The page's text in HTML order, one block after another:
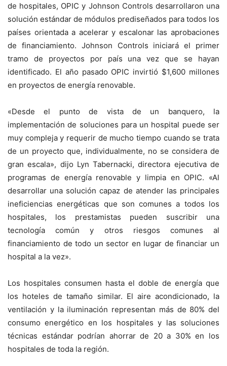
de hospitales, OPIC y Johnson Controls desarrollaron una
solución estándar de módulos prediseñados para todos los
países orientada a acelerar y escalonar las aprobaciones
de financiamiento. Johnson Controls iniciará el primer
tramo de proyectos por país una vez que se hayan
identificado. El año pasado OPIC invirtió $1,600 millones
en proyectos de energía renovable.
«Desde el punto de vista de un banquero, la
implementación de soluciones para un hospital puede ser
muy compleja y requerir de mucho tiempo cuando se trata
de un proyecto que, individualmente, no se considera de
gran escala», dijo Lyn Tabernacki, directora ejecutiva de
programas de energía renovable y limpia en OPIC. «Al
desarrollar una solución capaz de atender las principales
ineficiencias energéticas que son comunes a todos los
hospitales, los prestamistas pueden suscribir una
tecnología común y otros riesgos comunes al
financiamiento de todo un sector en lugar de financiar un
hospital a la vez».
Los hospitales consumen hasta el doble de energía que
los hoteles de tamaño similar. El aire acondicionado, la
ventilación y la iluminación representan más de 80% del
consumo energético en los hospitales y las soluciones
técnicas estándar podrían ahorrar de 20 a 30% en los
hospitales de toda la región.